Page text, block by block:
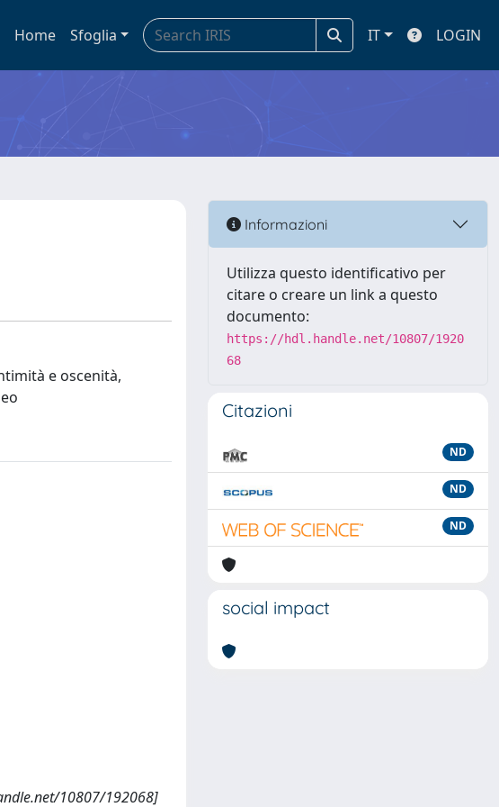
Home Sfoglia IT LOGIN
e oscenità,
10807/192068]
Informazioni
Utilizza questo identificativo per
citare o creare un link a questo
documento:
https://hdl.handle.net/10807/1920
68
Citazioni
ND
ND
ND
social impact